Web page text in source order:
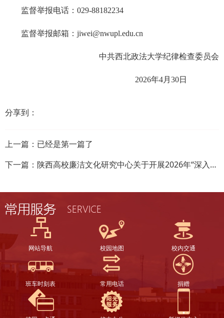
监督举报电话：029-88182234
监督举报邮箱：jiwei@nwupl.edu.cn
中共西北政法大学纪律检查委员会
2026年4月30日
分享到：
上一篇：已经是第一篇了
下一篇： 陕西高校廉洁文化研究中心关于开展2026年“深入推进高校廉洁文化建设”学术征文的启事
网站导航 校园地图 校内交通
班车时刻表 常用电话 捐赠